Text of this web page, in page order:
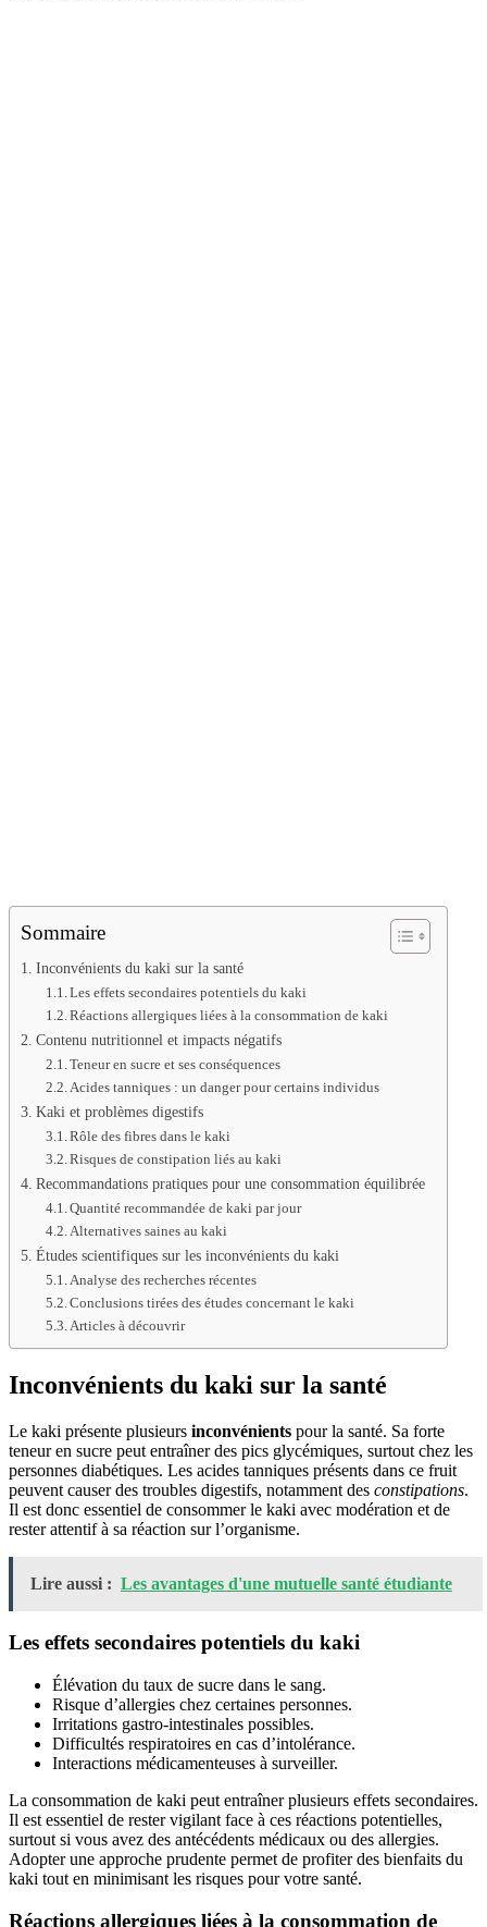
Sommaire
Inconvénients du kaki sur la santé
Les effets secondaires potentiels du kaki
Réactions allergiques liées à la consommation de kaki
Contenu nutritionnel et impacts négatifs
Teneur en sucre et ses conséquences
Acides tanniques : un danger pour certains individus
Kaki et problèmes digestifs
Rôle des fibres dans le kaki
Risques de constipation liés au kaki
Recommandations pratiques pour une consommation équilibrée
Quantité recommandée de kaki par jour
Alternatives saines au kaki
Études scientifiques sur les inconvénients du kaki
Analyse des recherches récentes
Conclusions tirées des études concernant le kaki
Articles à découvrir
Inconvénients du kaki sur la santé
Le kaki présente plusieurs inconvénients pour la santé. Sa forte
teneur en sucre peut entraîner des pics glycémiques, surtout chez les
personnes diabétiques. Les acides tanniques présents dans ce fruit
peuvent causer des troubles digestifs, notamment des constipations.
Il est donc essentiel de consommer le kaki avec modération et de
rester attentif à sa réaction sur l’organisme.
Lire aussi : Les avantages d'une mutuelle santé étudiante
Les effets secondaires potentiels du kaki
Élévation du taux de sucre dans le sang.
Risque d’allergies chez certaines personnes.
Irritations gastro-intestinales possibles.
Difficultés respiratoires en cas d’intolérance.
Interactions médicamenteuses à surveiller.
La consommation de kaki peut entraîner plusieurs effets secondaires.
Il est essentiel de rester vigilant face à ces réactions potentielles,
surtout si vous avez des antécédents médicaux ou des allergies.
Adopter une approche prudente permet de profiter des bienfaits du
kaki tout en minimisant les risques pour votre santé.
Réactions allergiques liées à la consommation de